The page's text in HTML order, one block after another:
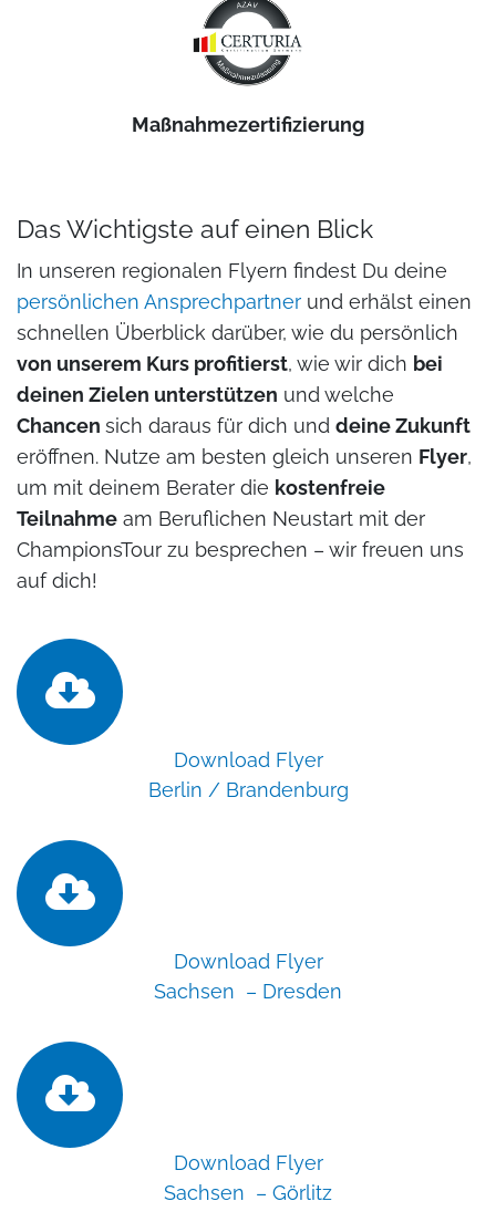
Maßnahmezertifizierung
Das Wichtigste auf einen Blick
In unseren regionalen Flyern findest Du deine
persönlichen Ansprechpartner und erhälst einen
schnellen Überblick darüber, wie du persönlich
von unserem Kurs profitierst, wie wir dich bei
deinen Zielen unterstützen und welche
Chancen sich daraus für dich und deine Zukunft
eröffnen. Nutze am besten gleich unseren Flyer,
um mit deinem Berater die kostenfreie
Teilnahme am Beruflichen Neustart mit der
ChampionsTour zu besprechen – wir freuen uns
auf dich!
Download Flyer
Berlin / Brandenburg
Download Flyer
Sachsen – Dresden
Download Flyer
Sachsen – Görlitz